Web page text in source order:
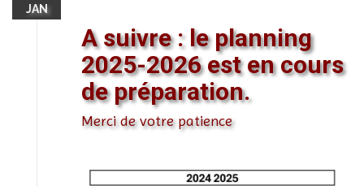
JAN
A suivre : le planning
2025-2026 est en cours
de préparation.
Merci de votre patience